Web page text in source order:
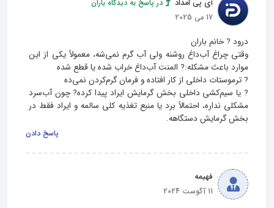
آی پی امداد
در پاسخ به دیدگاه باران
17 می 2025
وقتی چراغ آب‌داغ روشنه ولی آب گرم نمی‌شه، معمولاً یکی از این
? یا سیم‌کشی داخلی بخش گرمایش ایراد پیدا کرده? چون آب‌سرد
مشکلی نداره، احتمالاً برد یا منبع تغذیه کلی سالمه و ایراد فقط در
بخش گرمایش دستگاهه.
پاسخ دادن
فهیمه
11 آگوست 2024